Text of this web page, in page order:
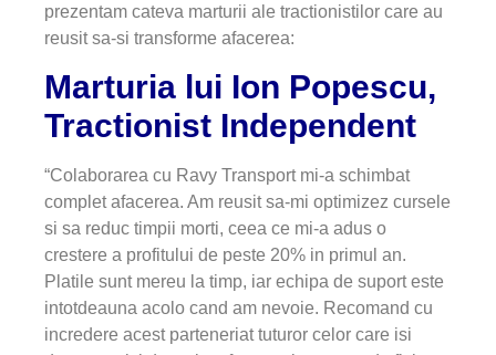
prezentam cateva marturii ale tractionistilor care au
reusit sa-si transforme afacerea:
Marturia lui Ion Popescu,
Tractionist Independent
“Colaborarea cu Ravy Transport mi-a schimbat
complet afacerea. Am reusit sa-mi optimizez cursele
si sa reduc timpii morti, ceea ce mi-a adus o
crestere a profitului de peste 20% in primul an.
Platile sunt mereu la timp, iar echipa de suport este
intotdeauna acolo cand am nevoie. Recomand cu
incredere acest parteneriat tuturor celor care isi